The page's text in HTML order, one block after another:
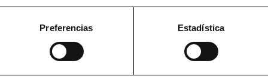
Preferencias Estadística
unas cuantas y dejarse seducir por su exquisito sabor.